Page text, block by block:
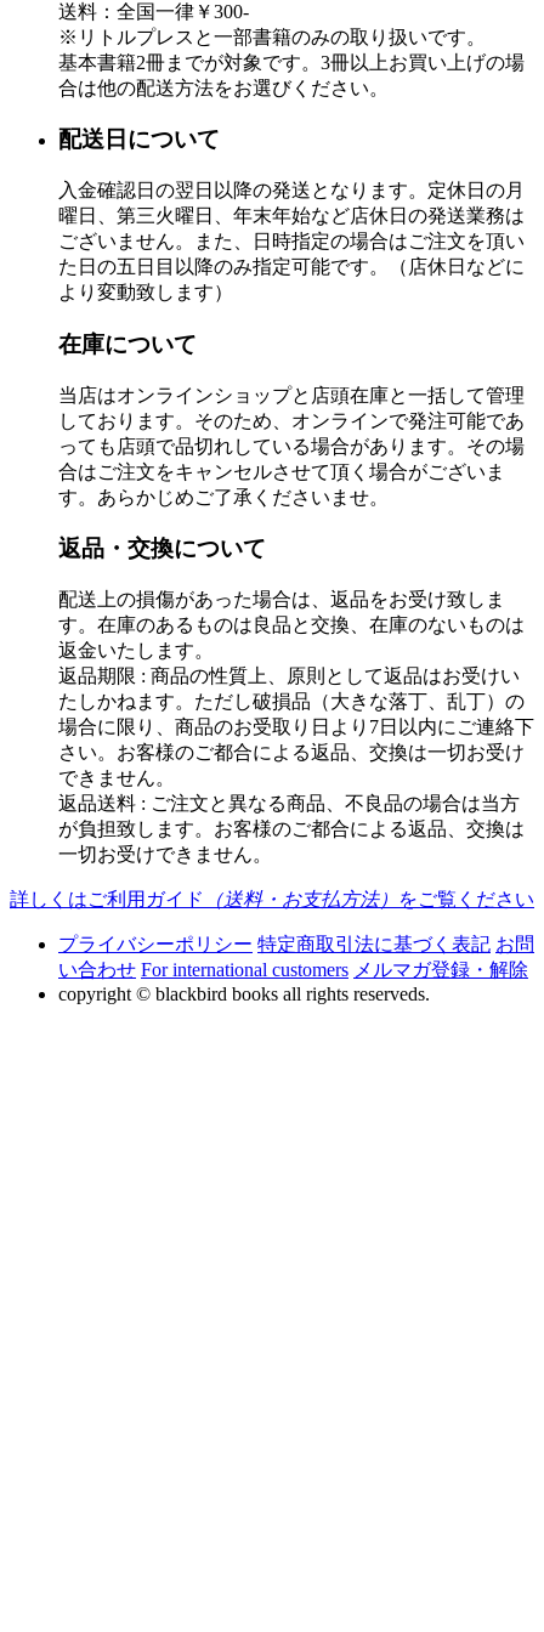
送料：全国一律￥300-
※リトルプレスと一部書籍のみの取り扱いです。
基本書籍2冊までが対象です。3冊以上お買い上げの場
合は他の配送方法をお選びください。
配送日について
入金確認日の翌日以降の発送となります。定休日の月
曜日、第三火曜日、年末年始など店休日の発送業務は
ございません。また、日時指定の場合はご注文を頂い
た日の五日目以降のみ指定可能です。（店休日などに
より変動致します）
在庫について
当店はオンラインショップと店頭在庫と一括して管理
しております。そのため、オンラインで発注可能であ
っても店頭で品切れしている場合があります。その場
合はご注文をキャンセルさせて頂く場合がございま
す。あらかじめご了承くださいませ。
返品・交換について
配送上の損傷があった場合は、返品をお受け致しま
す。在庫のあるものは良品と交換、在庫のないものは
返金いたします。
返品期限 : 商品の性質上、原則として返品はお受けい
たしかねます。ただし破損品（大きな落丁、乱丁）の
場合に限り、商品のお受取り日より7日以内にご連絡下
さい。お客様のご都合による返品、交換は一切お受け
できません。
返品送料 : ご注文と異なる商品、不良品の場合は当方
が負担致します。お客様のご都合による返品、交換は
一切お受けできません。
詳しくはご利用ガイド （送料・お支払方法） をご覧ください
プライバシーポリシー 特定商取引法に基づく表記 お問
い合わせ For international customers メルマガ登録・解除
copyright © blackbird books all rights reserveds.